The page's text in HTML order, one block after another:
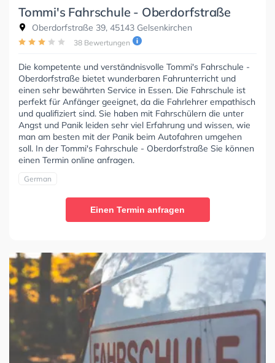
Tommi's Fahrschule - Oberdorfstraße
Oberdorfstraße 39, 45143 Gelsenkirchen
38 Bewertungen
Die kompetente und verständnisvolle Tommi's Fahrschule -
Oberdorfstraße bietet wunderbaren Fahrunterricht und
einen sehr bewährten Service in Essen. Die Fahrschule ist
perfekt für Anfänger geeignet, da die Fahrlehrer empathisch
und qualifiziert sind. Sie haben mit Fahrschülern die unter
Angst und Panik leiden sehr viel Erfahrung und wissen, wie
man am besten mit der Panik beim Autofahren umgehen
soll. In der Tommi's Fahrschule - Oberdorfstraße Sie können
einen Termin online anfragen.
German
Einen Termin anfragen